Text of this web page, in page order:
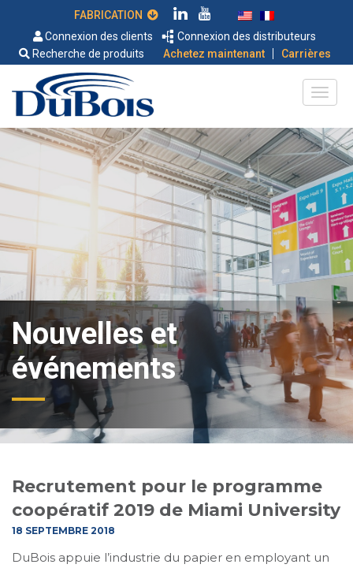
Connexion des clients
Connexion des distributeurs
Recherche de produits
Achetez maintenant | Carrières
Nouvelles et
événements
Recrutement pour le programme
coopératif 2019 de Miami University
18 SEPTEMBRE 2018
DuBois appuie l’industrie du papier en employant un